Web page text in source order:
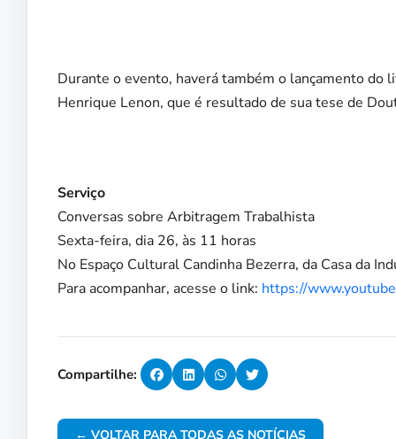
Durante o evento, haverá também o lançamento do
Henrique Lenon, que é resultado de sua tese de
Serviço
Conversas sobre Arbitragem Trabalhista
Sexta-feira, dia 26, às 11 horas
No Espaço Cultural Candinha Bezerra, da Casa da
Para acompanhar, acesse o link: https://
Compartilhe:
← VOLTAR PARA TODAS AS NOTÍCIAS